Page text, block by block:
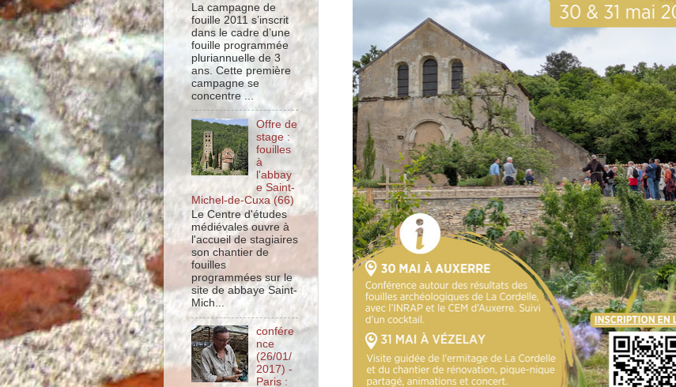
La campagne de
fouille 2011 s’inscrit
dans le cadre d’une
fouille programmée
pluriannuelle de 3
ans. Cette première
campagne se
concentre ...
Offre de
stage :
fouilles
à
l'abbay
e Saint-
Michel-de-Cuxa (66)
Le Centre d'études
médiévales ouvre à
l'accueil de stagiaires
son chantier de
fouilles
programmées sur le
site de abbaye Saint-
Mich...
confére
nce
(26/01/
2017) -
Paris :